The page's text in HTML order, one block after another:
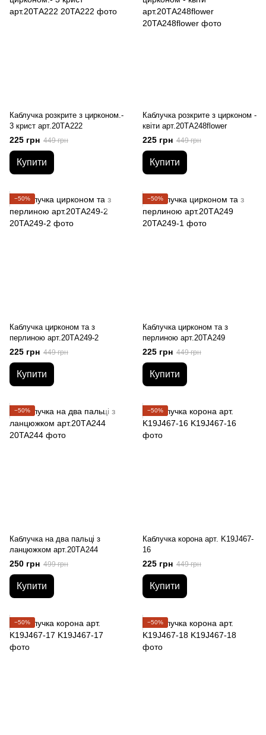
Каблучка розкрите з цирконом.-
3 крист арт.20ТА222
225 грн 449 грн
Купити
Каблучка розкрите з цирконом -
квіти арт.20ТA248flower
225 грн 449 грн
Купити
−50%
Каблучка цирконом та з
перлиною арт.20ТA249-2
225 грн 449 грн
Купити
−50%
Каблучка цирконом та з
перлиною арт.20ТA249
225 грн 449 грн
Купити
−50%
Каблучка на два пальці з
ланцюжком арт.20ТА244
250 грн 499 грн
Купити
−50%
Каблучка корона арт. K19J467-
16
225 грн 449 грн
Купити
−50% −50%